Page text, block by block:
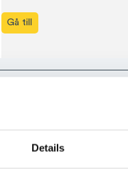
Details
Gå till